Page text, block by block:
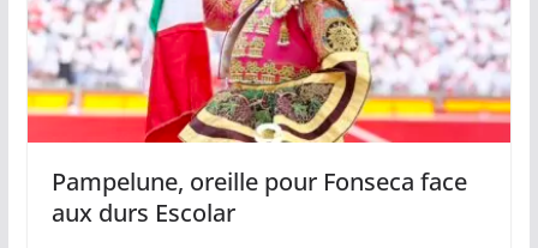
Pampelune, oreille pour Fonseca face
aux durs Escolar